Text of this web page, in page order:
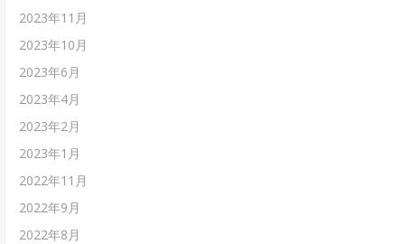
2023年11月
2023年10月
2023年6月
2023年4月
2023年2月
2023年1月
2022年11月
2022年9月
2022年8月